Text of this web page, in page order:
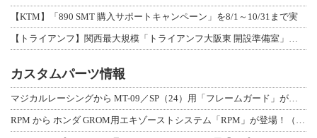
【KTM】「890 SMT 購入サポートキャンペーン」を8/1～10/31まで実
カスタムパーツ情報